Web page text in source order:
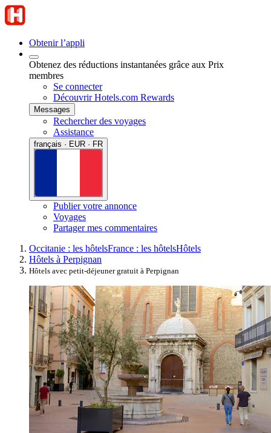
Obtenir l’appli
Obtenez des réductions instantanées grâce aux Prix
membres
Se connecter
Découvrir Hotels.com Rewards
Messages
Rechercher des voyages
Assistance
français · EUR · FR
Publier votre annonce
Voyages
Partager mes commentaires
Occitanie : les hôtelsFrance : les hôtelsHôtels
Hôtels à Perpignan
Hôtels avec petit-déjeuner gratuit à Perpignan